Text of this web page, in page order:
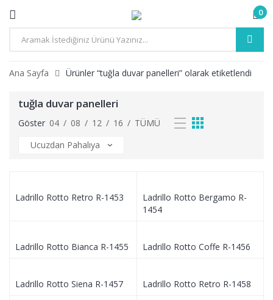
0
Ürün
Ana Sayfa Ürünler “tuğla duvar panelleri” olarak etiketlendi
tuğla duvar panelleri
Göster 04 / 08 / 12 / 16 / TÜMÜ
Ladrillo Rotto Retro R-1453
Ladrillo Rotto Bergamo R-
1454
Ladrillo Rotto Bianca R-1455 Ladrillo Rotto Coffe R-1456
Ladrillo Rotto Siena R-1457 Ladrillo Rotto Retro R-1458